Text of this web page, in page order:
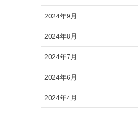
2024年9月
2024年8月
2024年7月
2024年6月
2024年4月